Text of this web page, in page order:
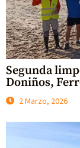
Segunda
Doniños,
2 Marzo, 2026